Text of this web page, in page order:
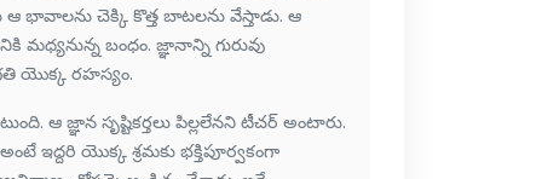
భావాలను చెక్కి కొత్త బాటలను వేస్తాడు. ఆ
మధ్యనున్న బంధం. జ్ఞానాన్ని గురువు
యొక్క రహస్యం.
ఆ జ్ఞాన సృష్టికర్తలు పిల్లలేనని టీచర్ అంటారు.
ఇద్దరి యొక్క శ్రమకు భక్తిపూర్వకంగా